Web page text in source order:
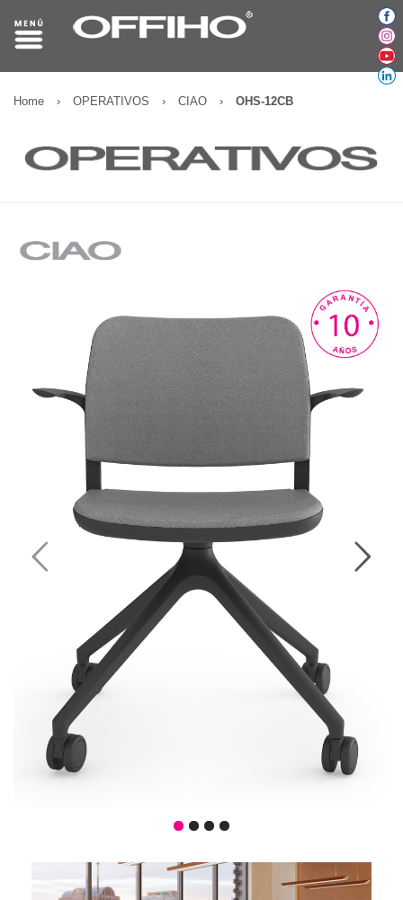
Home › OPERATIVOS › CIAO › OHS-12CB